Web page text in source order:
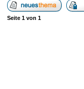
Seite 1 von 1